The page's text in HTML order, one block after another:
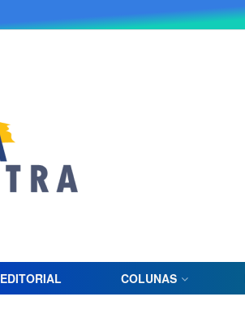
EDITORIAL COLUNAS